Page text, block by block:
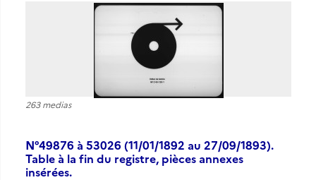
263 medias
N°49876 à 53026 (11/01/1892 au 27/09/1893).
Table à la fin du registre, pièces annexes
insérées.